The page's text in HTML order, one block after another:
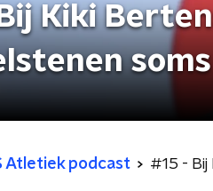
Kiki
Atletiek podcast #15 -